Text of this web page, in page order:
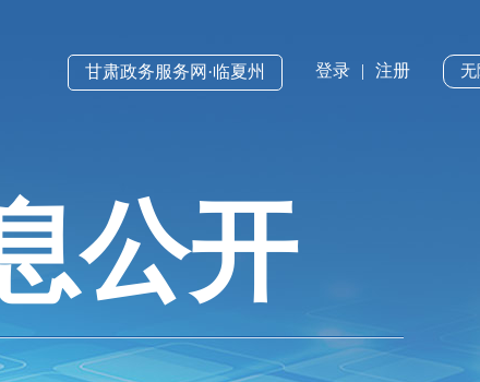
无
登录 | 注册
甘肃政务服务网·临夏州
公开